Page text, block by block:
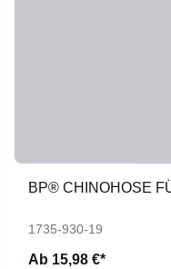
BP® CHINOHOSE
1735-930-19
Ab 15,98 €*